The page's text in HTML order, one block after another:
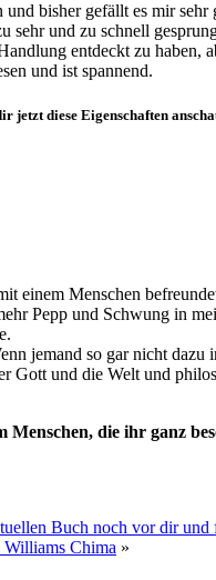
bisher gefällt es mir
und zu schnell
entdeckt zu haben,
und ist spannend.
jetzt diese Eigenschaften
Menschen
Pepp und Schwung in
jemand so gar nicht
Gott und die Welt und
Menschen, die ihr ganz
Buch noch vor dir und
Williams Chima »